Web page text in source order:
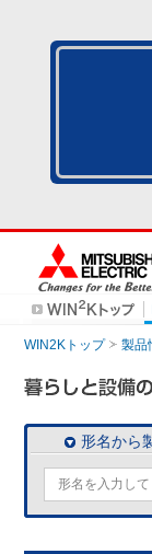
WIN2Kトップ 製品
形名から